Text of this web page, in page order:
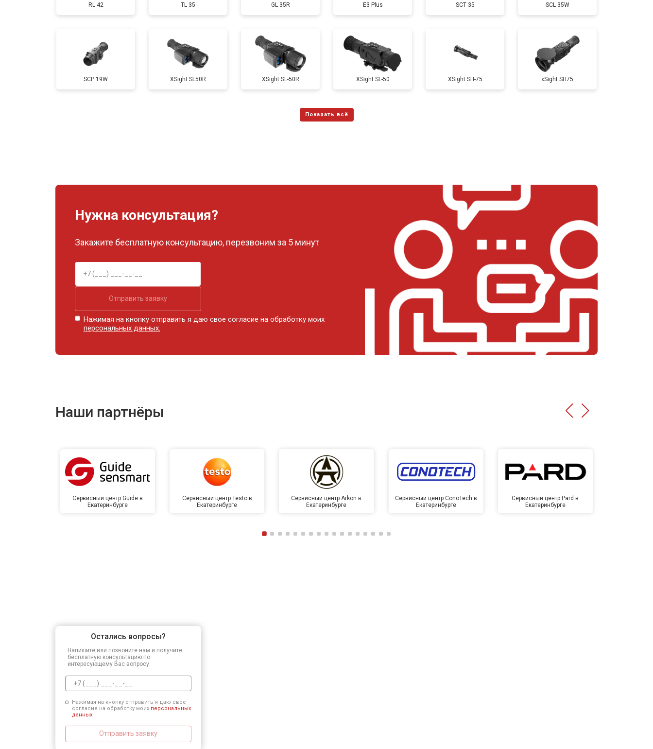
RL 42 TL 35 GL 35R E3 Plus SCT 35 SCL 35W
SCP 19W ХSight SL50R XSight SL-50R XSight SL-50 XSight SH-75 xSight SH75
Нужна консультация?
Закажите бесплатную консультацию, перезвоним за 5 минут
Отправить заявку
Нажимая на кнопку отправить я даю свое согласие на обработку моих
персональных данных.
Наши партнёры
Сервисный центр Guide в
Екатеринбурге
Сервисный центр Testo в
Екатеринбурге
Сервисный центр Arkon в
Екатеринбурге
Сервисный центр ConoTech в
Екатеринбурге
Сервисный центр Pard в
Екатеринбурге
Остались вопросы?
Напишите или позвоните нам и получите
бесплатную консультацию по
интересующему Вас вопросу.
Нажимая на кнопку отправить я даю свое
согласие на обработку моих персональных
данных.
Отправить заявку